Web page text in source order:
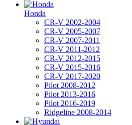
Honda
CR-V 2002-2004
CR-V 2005-2007
CR-V 2007-2011
CR-V 2011-2012
CR-V 2012-2015
CR-V 2015-2016
CR-V 2017-2020
Pilot 2008-2012
Pilot 2013-2016
Pilot 2016-2019
Ridgeline 2008-2014